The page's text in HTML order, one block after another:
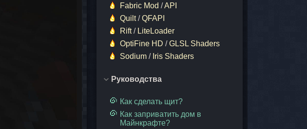
Fabric Mod /API
Quilt/QFAPI
Rift/ LiteLoader
OptiFine HD /GLSL Shaders
Sodium / Iris Shaders
Руководства
Как сделать щит?
Как заприватить дом в
Майнкрафте?